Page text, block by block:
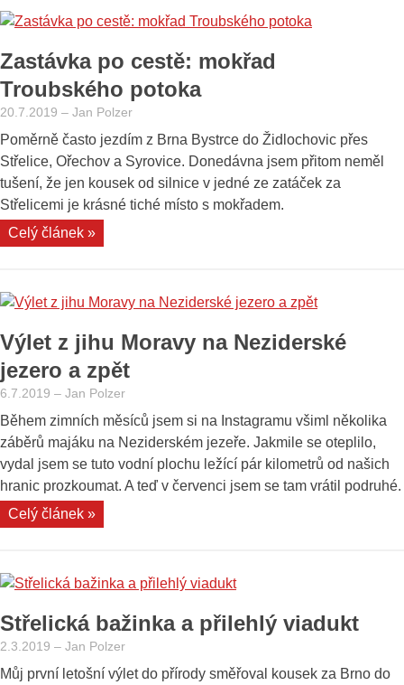
Baťova
Proč
ne.
Začněte
Petrově.“
Zastávka po cestě: mokřad
Troubského potoka
20.7.2019 – Jan Polzer
Poměrně často jezdím z Brna Bystrce do Židlochovic přes
Střelice, Ořechov a Syrovice. Donedávna jsem přitom neměl
tušení, že jen kousek od silnice v jedné ze zatáček za
Střelicemi je krásné tiché místo s mokřadem.
Celý článek »„Zastávka
mokřad
potoka“
Výlet z jihu Moravy na Neziderské
jezero a zpět
6.7.2019 – Jan Polzer
Během zimních měsíců jsem si na Instagramu všiml několika
záběrů majáku na Neziderském jezeře. Jakmile se oteplilo,
vydal jsem se tuto vodní plochu ležící pár kilometrů od našich
hranic prozkoumat. A teď v červenci jsem se tam vrátil podruhé.
Celý článek »„Výlet
Moravy
Neziderské
jezero
a
Střelická bažinka a přilehlý viadukt
2.3.2019 – Jan Polzer
Můj první letošní výlet do přírody směřoval kousek za Brno do